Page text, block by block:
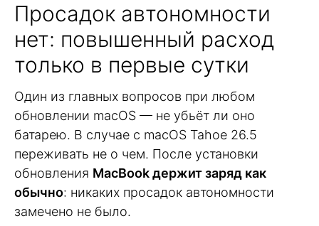
Просадок автономности
нет: повышенный расход
только в первые сутки
Один из главных вопросов при любом
обновлении macOS — не убьёт ли оно
батарею. В случае с macOS Tahoe 26.5
переживать не о чем. После установки
обновления MacBook держит заряд как
обычно: никаких просадок автономности
замечено не было.